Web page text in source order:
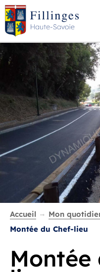
Aller à la
Accueil Mon
Montée du Chef-lieu
Montée